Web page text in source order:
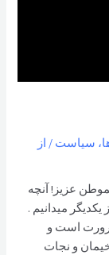
، سیاست / از
هموطن عزیز! آنچه
میدانیم .
است و
و نجات